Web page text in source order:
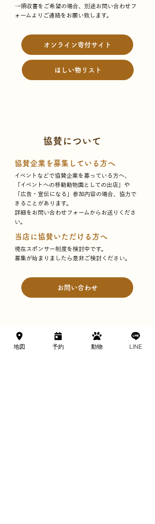
→領収書をご希望の場合、別途お問い合わせフ
ォームよりご連絡をお願い致します。
オンライン寄付サイト
ほしい物リスト
協賛について
協賛企業を募集している方へ
イベントなどで協賛企業を募っている方へ、
「イベントへの移動動物園としての出店」や
「広告・宣伝になる」参加内容の場合、協力で
きることがあります。
詳細をお問い合わせフォームからお送りくださ
い。
当店に協賛いただける方へ
現在スポンサー制度を検討中です。
募集が始まりましたら是非ご検討ください。
お問い合わせ
＼ 予約制のお店です ／
地図 予約 動物 LINE